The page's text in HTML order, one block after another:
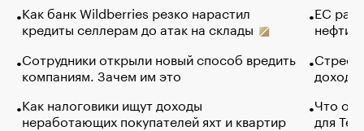
Как банк Wildberries резко нарастил
кредиты селлерам до атак на склады
Сотрудники открыли новый способ вредить
компаниям. Зачем им это
Как налоговики ищут доходы
неработающих покупателей яхт и квартир
ЕС
нефти
Что
для